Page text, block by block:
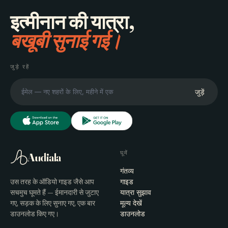
इत्मीनान की यात्रा,
बखूबी सुनाई गई।
जुड़े रहें
जुड़ें
Audiala
उस तरह के ऑडियो गाइड जैसे आप
सचमुच घूमते हैं — ईमानदारी से जुटाए
गए, सड़क के लिए सुनाए गए, एक बार
डाउनलोड किए गए।
घूमें
गंतव्य
गाइड
यात्रा सुझाव
मूल्य देखें
डाउनलोड